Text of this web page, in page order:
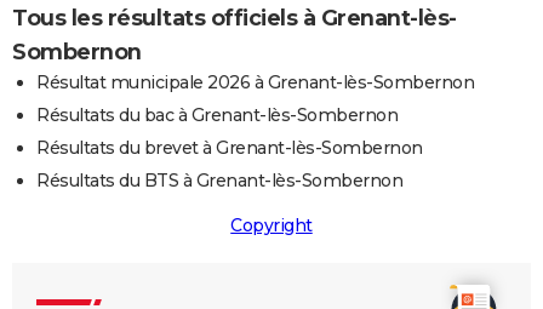
Tous les résultats officiels à Grenant-lès-
Sombernon
Résultat municipale 2026 à Grenant-lès-Sombernon
Résultats du bac à Grenant-lès-Sombernon
Résultats du brevet à Grenant-lès-Sombernon
Résultats du BTS à Grenant-lès-Sombernon
Copyright